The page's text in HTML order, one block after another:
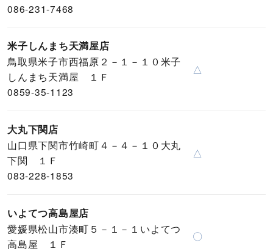
086-231-7468
米子しんまち天満屋店
鳥取県米子市西福原２－１－１０米子
しんまち天満屋 １Ｆ
0859-35-1123
△
大丸下関店
山口県下関市竹崎町４－４－１０大丸
下関 １Ｆ
083-228-1853
△
いよてつ高島屋店
愛媛県松山市湊町５－１－１いよてつ
高島屋 １Ｆ
〇